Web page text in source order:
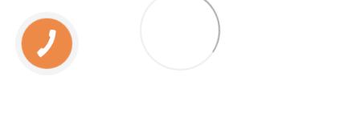
КНОПКА
ЗВ'ЯЗКУ